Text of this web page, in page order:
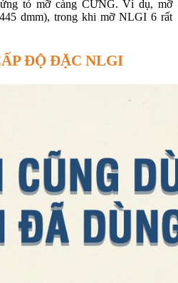
tỏ mỡ càng CỨNG. Ví dụ, mỡ
dmm), trong khi mỡ NLGI 6 rất
ĐỘ ĐẶC NLGI